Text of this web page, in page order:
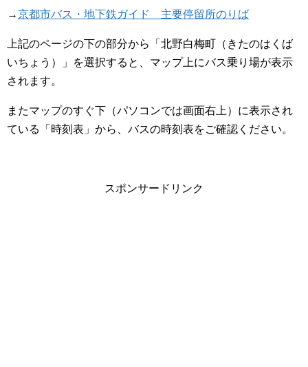
→京都市バス・地下鉄ガイド 主要停留所のりば
上記のページの下の部分から「北野白梅町（きたのはくば
いちょう）」を選択すると、マップ上にバス乗り場が表示
されます。
またマップのすぐ下（パソコンでは画面右上）に表示され
ている「時刻表」から、バスの時刻表をご確認ください。
スポンサードリンク